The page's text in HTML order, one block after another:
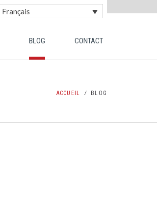
Français
BLOG CONTACT
ACCUEIL BLOG